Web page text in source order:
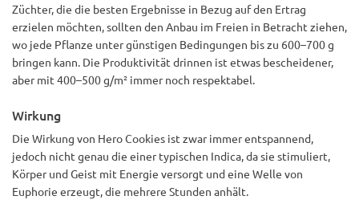
Züchter, die die besten Ergebnisse in Bezug auf den Ertrag
erzielen möchten, sollten den Anbau im Freien in Betracht ziehen,
wo jede Pflanze unter günstigen Bedingungen bis zu 600–700 g
bringen kann. Die Produktivität drinnen ist etwas bescheidener,
aber mit 400–500 g/m² immer noch respektabel.
Wirkung
Die Wirkung von Hero Cookies ist zwar immer entspannend,
jedoch nicht genau die einer typischen Indica, da sie stimuliert,
Körper und Geist mit Energie versorgt und eine Welle von
Euphorie erzeugt, die mehrere Stunden anhält.